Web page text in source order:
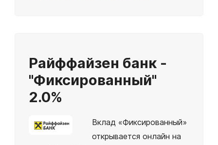
Райффайзен банк -
"Фиксированный"
2.0%
Вклад «Фиксированный»
открывается онлайн на